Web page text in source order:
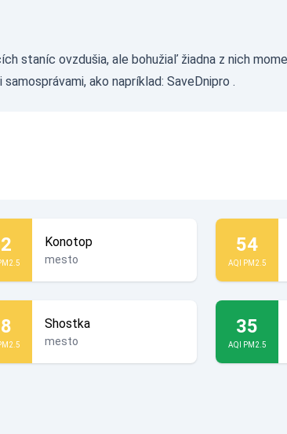
staníc ovzdušia, ale bohužiaľ žiadna z nich
ako napríklad: SaveDnipro .
Konotop
mesto
54
AQI PM2.5
Shostka
mesto
35
AQI PM2.5